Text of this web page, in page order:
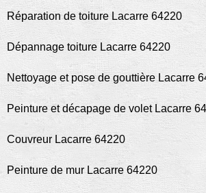
Réparation de toiture Lacarre 64220
Dépannage toiture Lacarre 64220
Nettoyage et pose de gouttière Lacarre
Peinture et décapage de volet Lacarre
Couvreur Lacarre 64220
Peinture de mur Lacarre 64220